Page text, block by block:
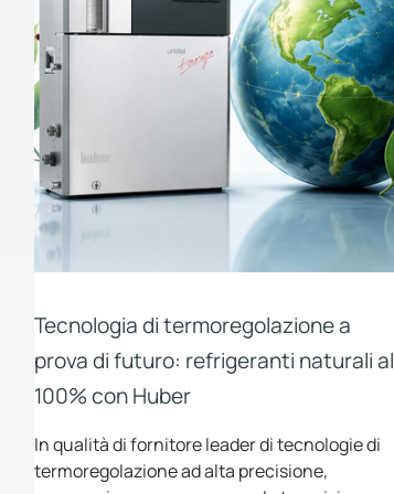
Tecnologia di termoregolazione a
prova di futuro: refrigeranti naturali al
100% con Huber
In qualità di fornitore leader di tecnologie di
termoregolazione ad alta precisione,